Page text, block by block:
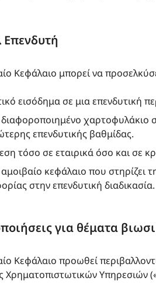
Κεφάλαιο μπορεί να
εισόδημα σε μια επενδυτική
χαρτοφυλάκιο
επενδυτικής βαθμίδας.
τόσο σε εταιρικά όσο και σε
κεφάλαιο που
στην επενδυτική διαδικασία.
για θέματα
Κεφάλαιο προωθεί
Χρηματοπιστωτικών Υπηρεσιών